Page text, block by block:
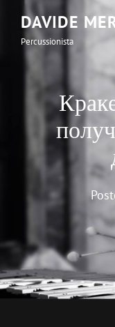
DAVIDE
Percussionista